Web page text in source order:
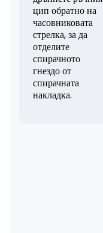
цип обратно на
часовниковата
стрелка, за да
отделите
спирачното
гнездо от
спирачната
накладка.